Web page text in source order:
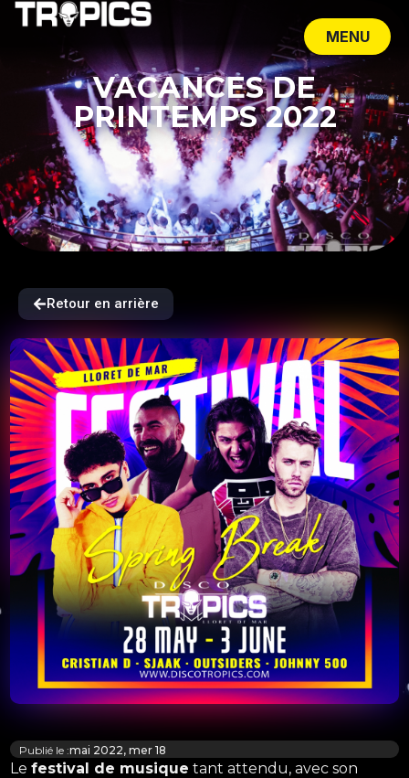
MENU
CLOSE
VACANCES DE
PRINTEMPS 2022
Retour en arrière
Publié le :mai 2022, mer 18
Lefestival de musique tant attendu, avec son